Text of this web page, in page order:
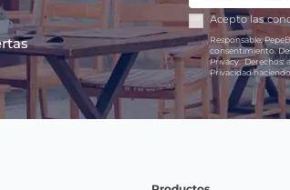
Acepto las
Responsable:
consentimiento.
Privacy.Derechos:
Privacidad